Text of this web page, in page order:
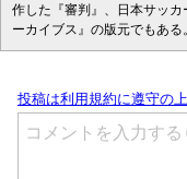
作した『審判』、日本サッ
ーカイブス』の版元でもある。